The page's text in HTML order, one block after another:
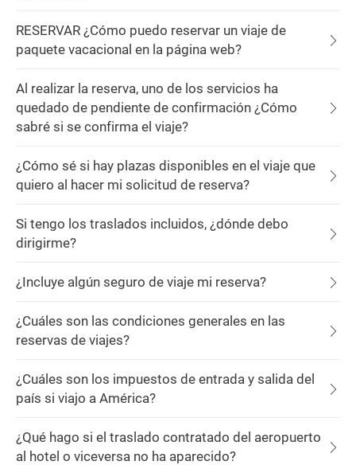
RESERVAR ¿Cómo puedo reservar un viaje de
paquete vacacional en la página web?
Al realizar la reserva, uno de los servicios ha
quedado de pendiente de confirmación ¿Cómo
sabré si se confirma el viaje?
¿Cómo sé si hay plazas disponibles en el viaje que
quiero al hacer mi solicitud de reserva?
Si tengo los traslados incluidos, ¿dónde debo
dirigirme?
¿Incluye algún seguro de viaje mi reserva?
¿Cuáles son las condiciones generales en las
reservas de viajes?
¿Cuáles son los impuestos de entrada y salida del
país si viajo a América?
¿Qué hago si el traslado contratado del aeropuerto
al hotel o viceversa no ha aparecido?